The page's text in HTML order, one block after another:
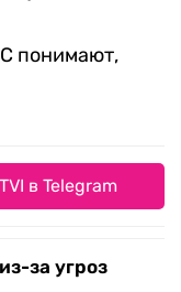
понимают,
в Telegram
за угроз